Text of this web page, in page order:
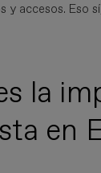
y accesos. Eso
la
en